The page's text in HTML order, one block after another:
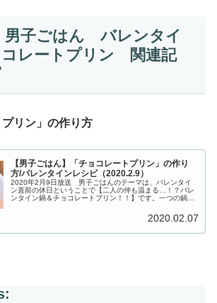
男子ごはん バレンタイ
コレートプリン 関連記
リン」の作り方
【男子ごはん】「チョコレートプリン」の作り
方/バレンタインレシピ（2020.2.9）
2020年2月9日放送 男子ごはんのテーマは、バレンタイ
ン直前の休日ということで【二人の仲も温まる…！？バレ
ンタイン鍋＆チョコレートプリン！！】です。一つの鍋を
2020.02.07